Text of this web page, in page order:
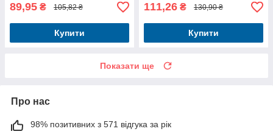
89,95 ₴ 105,82 ₴
Купити
111,26 ₴ 130,90 ₴
Купити
Показати ще
Про нас
98% позитивних з 571 відгука за рік